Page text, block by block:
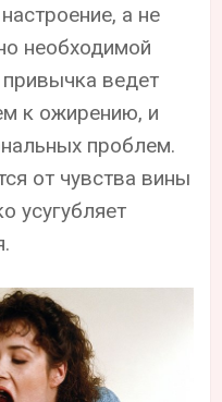
а не
необходимой
ведет
к ожирению, и
проблем.
от чувства вины
усугубляет